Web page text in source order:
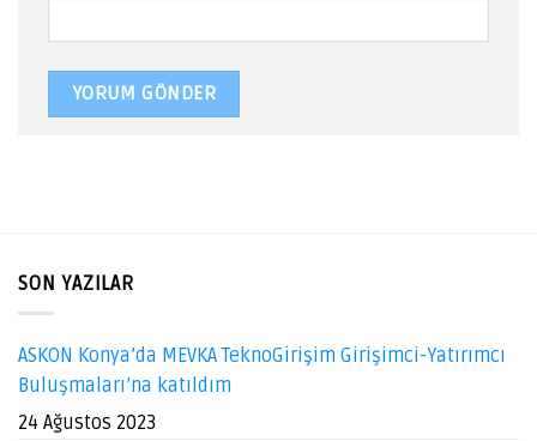
SON YAZILAR
ASKON Konya’da MEVKA TeknoGirişim Girişimci-Yatırımcı
Buluşmaları’na katıldım
24 Ağustos 2023